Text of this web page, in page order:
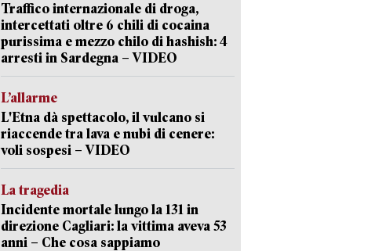
Traffico internazionale di droga,
intercettati oltre 6 chili di cocaina
purissima e mezzo chilo di hashish: 4
arresti in Sardegna – VIDEO
L’allarme
L'Etna dà spettacolo, il vulcano si
riaccende tra lava e nubi di cenere:
voli sospesi – VIDEO
La tragedia
Incidente mortale lungo la 131 in
direzione Cagliari: la vittima aveva 53
anni – Che cosa sappiamo